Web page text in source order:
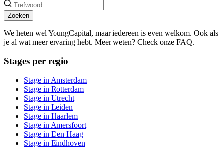
Zoeken
We heten wel YoungCapital, maar iedereen is even welkom. Ook als
je al wat meer ervaring hebt. Meer weten? Check onze FAQ.
Stages per regio
Stage in Amsterdam
Stage in Rotterdam
Stage in Utrecht
Stage in Leiden
Stage in Haarlem
Stage in Amersfoort
Stage in Den Haag
Stage in Eindhoven